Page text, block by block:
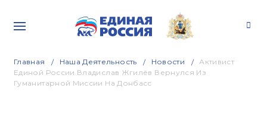
Главная Наша Деятельность Новости
Активист
Единой России Владислав Жгилёв Вернулся Из
Гуманитарной Миссии На Донбасс